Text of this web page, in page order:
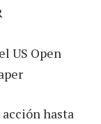
US Open
hasta